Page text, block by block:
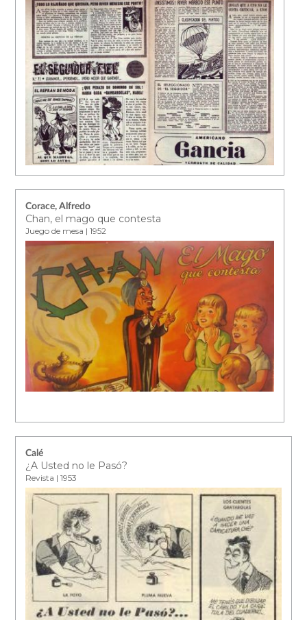
Corace, Alfredo
Chan, el mago que contesta
Juego de mesa | 1952
Calé
¿A Usted no le Pasó?
Revista | 1953